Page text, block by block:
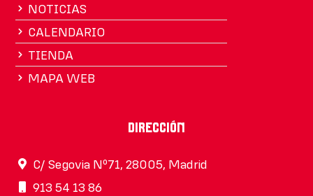
NOTICIAS
CALENDARIO
TIENDA
MAPA WEB
Dirección
C/ Segovia Nº71, 28005, Madrid
913 54 13 86